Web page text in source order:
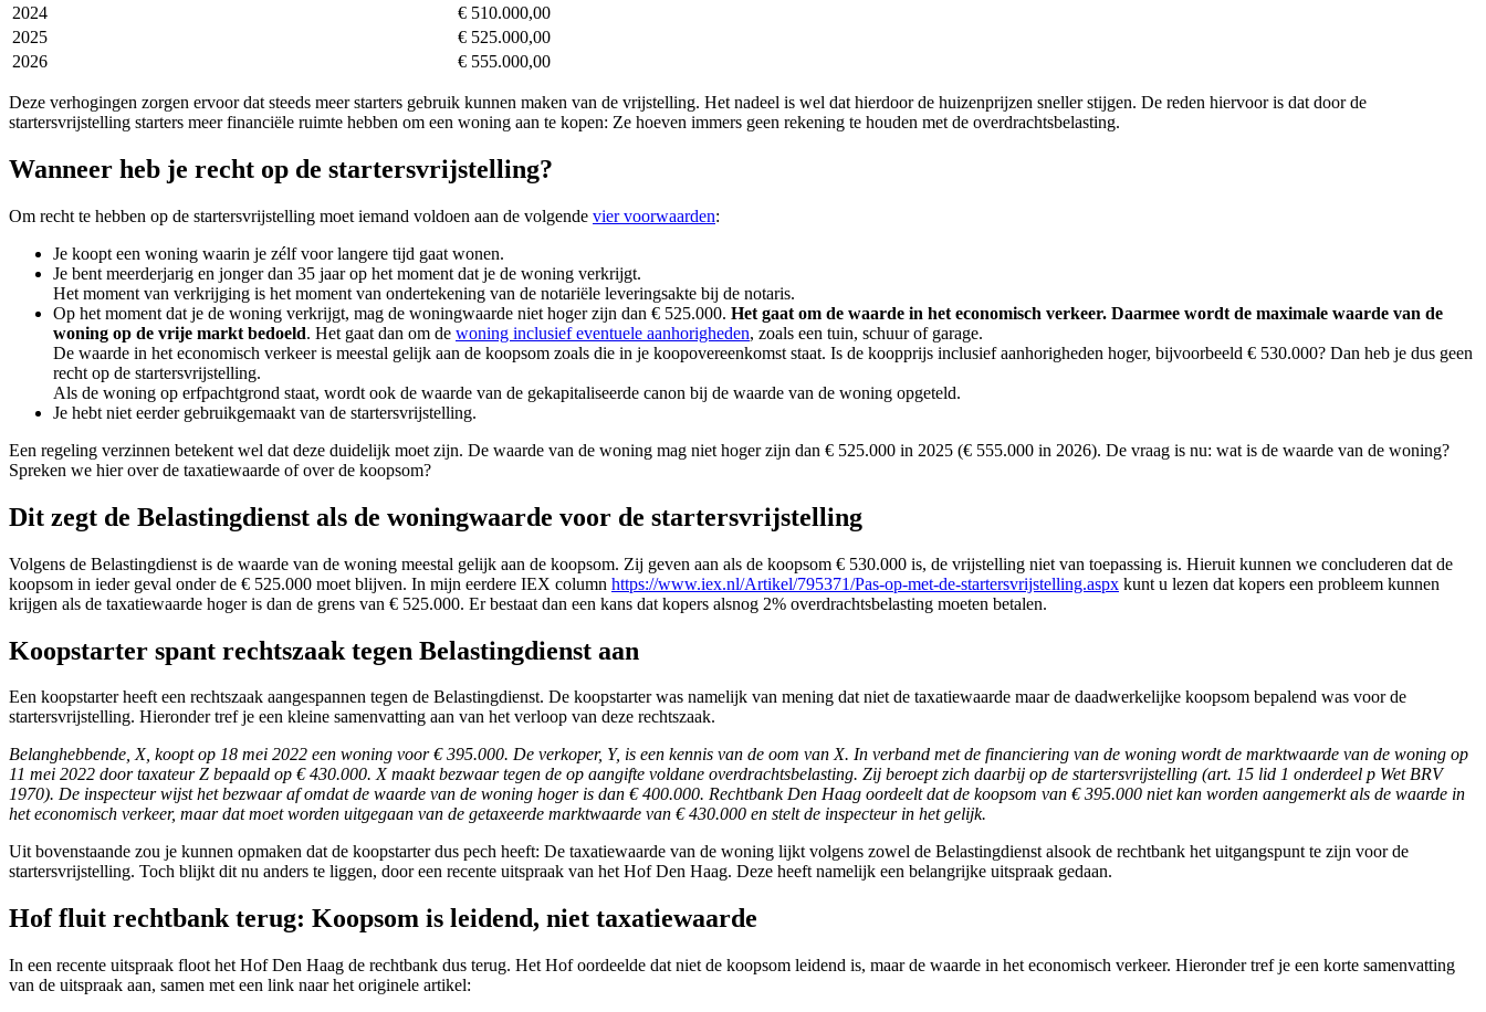
2024
€ 510.000,00
2025
€ 525.000,00
2026
€ 555.000,00
Deze verhogingen zorgen ervoor dat steeds meer starters gebruik kunnen maken van de vrijstelling. Het nadeel is wel dat hierdoor de huizenprijzen sneller stijgen. De reden hiervoor is dat door de
startersvrijstelling starters meer financiële ruimte hebben om een woning aan te kopen: Ze hoeven immers geen rekening te houden met de overdrachtsbelasting.
Wanneer heb je recht op de startersvrijstelling?
Om recht te hebben op de startersvrijstelling moet iemand voldoen aan de volgende vier voorwaarden:
Je koopt een woning waarin je zélf voor langere tijd gaat wonen.
Je bent meerderjarig en jonger dan 35 jaar op het moment dat je de woning verkrijgt.
Het moment van verkrijging is het moment van ondertekening van de notariële leveringsakte bij de notaris.
Op het moment dat je de woning verkrijgt, mag de woningwaarde niet hoger zijn dan € 525.000. Het gaat om de waarde in het economisch verkeer. Daarmee wordt de maximale waarde van de
woning op de vrije markt bedoeld. Het gaat dan om de woning inclusief eventuele aanhorigheden, zoals een tuin, schuur of garage.
De waarde in het economisch verkeer is meestal gelijk aan de koopsom zoals die in je koopovereenkomst staat. Is de koopprijs inclusief aanhorigheden hoger, bijvoorbeeld € 530.000? Dan heb je dus geen
recht op de startersvrijstelling.
Als de woning op erfpachtgrond staat, wordt ook de waarde van de gekapitaliseerde canon bij de waarde van de woning opgeteld.
Je hebt niet eerder gebruikgemaakt van de startersvrijstelling.
Een regeling verzinnen betekent wel dat deze duidelijk moet zijn. De waarde van de woning mag niet hoger zijn dan € 525.000 in 2025 (€ 555.000 in 2026). De vraag is nu: wat is de waarde van de woning?
Spreken we hier over de taxatiewaarde of over de koopsom?
Dit zegt de Belastingdienst als de woningwaarde voor de startersvrijstelling
Volgens de Belastingdienst is de waarde van de woning meestal gelijk aan de koopsom. Zij geven aan als de koopsom € 530.000 is, de vrijstelling niet van toepassing is. Hieruit kunnen we concluderen dat de
koopsom in ieder geval onder de € 525.000 moet blijven. In mijn eerdere IEX column https://www.iex.nl/Artikel/795371/Pas-op-met-de-startersvrijstelling.aspx kunt u lezen dat kopers een probleem kunnen
krijgen als de taxatiewaarde hoger is dan de grens van € 525.000. Er bestaat dan een kans dat kopers alsnog 2% overdrachtsbelasting moeten betalen.
Koopstarter spant rechtszaak tegen Belastingdienst aan
Een koopstarter heeft een rechtszaak aangespannen tegen de Belastingdienst. De koopstarter was namelijk van mening dat niet de taxatiewaarde maar de daadwerkelijke koopsom bepalend was voor de
startersvrijstelling. Hieronder tref je een kleine samenvatting aan van het verloop van deze rechtszaak.
Belanghebbende, X, koopt op 18 mei 2022 een woning voor € 395.000. De verkoper, Y, is een kennis van de oom van X. In verband met de financiering van de woning wordt de marktwaarde van de woning op
11 mei 2022 door taxateur Z bepaald op € 430.000. X maakt bezwaar tegen de op aangifte voldane overdrachtsbelasting. Zij beroept zich daarbij op de startersvrijstelling (art. 15 lid 1 onderdeel p Wet BRV
1970). De inspecteur wijst het bezwaar af omdat de waarde van de woning hoger is dan € 400.000. Rechtbank Den Haag oordeelt dat de koopsom van € 395.000 niet kan worden aangemerkt als de waarde in
het economisch verkeer, maar dat moet worden uitgegaan van de getaxeerde marktwaarde van € 430.000 en stelt de inspecteur in het gelijk.
Uit bovenstaande zou je kunnen opmaken dat de koopstarter dus pech heeft: De taxatiewaarde van de woning lijkt volgens zowel de Belastingdienst alsook de rechtbank het uitgangspunt te zijn voor de
startersvrijstelling. Toch blijkt dit nu anders te liggen, door een recente uitspraak van het Hof Den Haag. Deze heeft namelijk een belangrijke uitspraak gedaan.
Hof fluit rechtbank terug: Koopsom is leidend, niet taxatiewaarde
In een recente uitspraak floot het Hof Den Haag de rechtbank dus terug. Het Hof oordeelde dat niet de koopsom leidend is, maar de waarde in het economisch verkeer. Hieronder tref je een korte samenvatting
van de uitspraak aan, samen met een link naar het originele artikel: